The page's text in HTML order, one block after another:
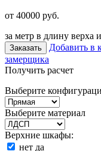
от 40000 руб.
за метр в длину верха
Заказать Добавить в
замерщика
Получить расчет
Выберите
Выберите материал
Верхние шкафы:
нет да